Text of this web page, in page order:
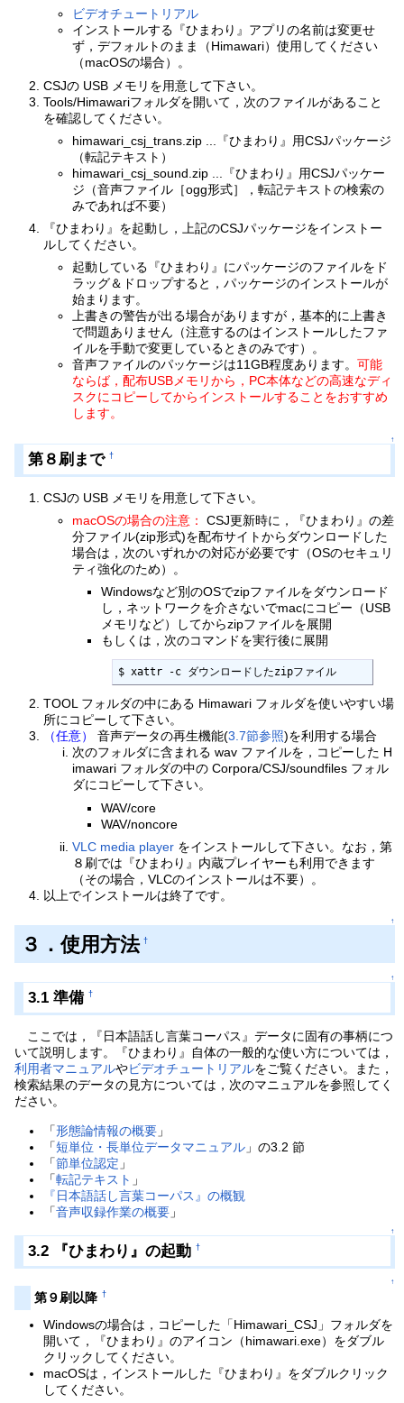
ビデオチュートリアル
インストールする『ひまわり』アプリの名前は変更せ
ず，デフォルトのまま（Himawari）使用してください
（macOSの場合）。
CSJの USB メモリを用意して下さい。
Tools/Himawariフォルダを開いて，次のファイルがあること
を確認してください。
himawari_csj_trans.zip ...『ひまわり』用CSJパッケージ
（転記テキスト）
himawari_csj_sound.zip ...『ひまわり』用CSJパッケー
ジ（音声ファイル［ogg形式］，転記テキストの検索の
みであれば不要）
『ひまわり』を起動し，上記のCSJパッケージをインストー
ルしてください。
起動している『ひまわり』にパッケージのファイルをド
ラッグ＆ドロップすると，パッケージのインストールが
始まります。
上書きの警告が出る場合がありますが，基本的に上書き
で問題ありません（注意するのはインストールしたファ
イルを手動で変更しているときのみです）。
音声ファイルのパッケージは11GB程度あります。可能
ならば，配布USBメモリから，PC本体などの高速なディ
スクにコピーしてからインストールすることをおすすめ
します。
↑
第８刷まで †
CSJの USB メモリを用意して下さい。
macOSの場合の注意：
CSJ更新時に，『ひまわり』の差
分ファイル(zip形式)を配布サイトからダウンロードした
場合は，次のいずれかの対応が必要です（OSのセキュリ
ティ強化のため）。
Windowsなど別のOSでzipファイルをダウンロード
し，ネットワークを介さないでmacにコピー（USB
メモリなど）してからzipファイルを展開
もしくは，次のコマンドを実行後に展開
$ xattr -c ダウンロードしたzipファイル
TOOL フォルダの中にある Himawari フォルダを使いやすい場
所にコピーして下さい。
（任意）
音声データの再生機能(3.7節参照)を利用する場合
次のフォルダに含まれる wav ファイルを，コピーした H
imawari フォルダの中の Corpora/CSJ/soundfiles フォル
ダにコピーして下さい。
WAV/core
WAV/noncore
VLC media player をインストールして下さい。なお，第
８刷では『ひまわり』内蔵プレイヤーも利用できます
（その場合，VLCのインストールは不要）。
以上でインストールは終了です。
↑
３．使用方法 †
↑
3.1 準備 †
ここでは，『日本語話し言葉コーパス』データに固有の事柄につ
いて説明します。『ひまわり』自体の一般的な使い方については，
利用者マニュアルやビデオチュートリアルをご覧ください。また，
検索結果のデータの見方については，次のマニュアルを参照してく
ださい。
「形態論情報の概要 」
「短単位・長単位データマニュアル 」の3.2 節
「節単位認定 」
「転記テキスト 」
『日本語話し言葉コーパス』の概観
「音声収録作業の概要 」
↑
3.2 『ひまわり』の起動 †
↑
第９刷以降 †
Windowsの場合は，コピーした「Himawari_CSJ」フォルダを
開いて，『ひまわり』のアイコン（himawari.exe）をダブル
クリックしてください。
macOSは，インストールした『ひまわり』をダブルクリック
してください。